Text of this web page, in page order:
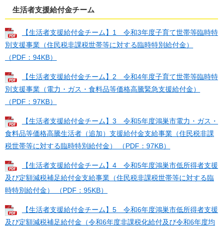
生活者支援給付金チーム
【生活者支援給付金チーム】1 令和3年度子育て世帯等臨時特
別支援事業（住民税非課税世帯等に対する臨時特別給付金）
（PDF：94KB）
【生活者支援給付金チーム】2 令和4年度子育て世帯等臨時特
別支援事業（電力・ガス・食料品等価格高騰緊急支援給付金）
（PDF：97KB）
【生活者支援給付金チーム】3 令和5年度鴻巣市電力・ガス・
食料品等価格高騰生活者（追加）支援給付金支給事業（住民税非課
税世帯等に対する臨時特別給付金） （PDF：97KB）
【生活者支援給付金チーム】4 令和5年度鴻巣市低所得者支援
及び定額減税補足給付金支給事業（住民税非課税世帯等に対する臨
時特別給付金） （PDF：95KB）
【生活者支援給付金チーム】5 令和6年度鴻巣市低所得者支援
及び定額減税補足給付金（令和6年度非課税化給付及び令和6年度均